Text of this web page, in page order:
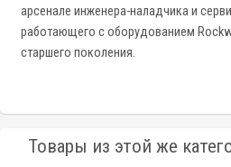
арсенале инженера-наладчика и
работающего с оборудованием
старшего поколения.
Товары из этой же